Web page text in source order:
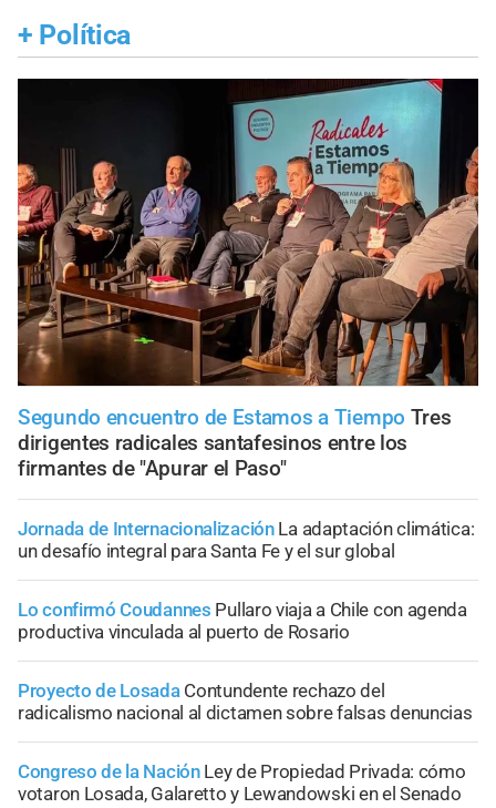
+ Política
Segundo encuentro de Estamos a Tiempo Tres
dirigentes radicales santafesinos entre los
firmantes de "Apurar el Paso"
Jornada de Internacionalización La adaptación climática:
un desafío integral para Santa Fe y el sur global
Lo confirmó Coudannes Pullaro viaja a Chile con agenda
productiva vinculada al puerto de Rosario
Proyecto de Losada Contundente rechazo del
radicalismo nacional al dictamen sobre falsas denuncias
Congreso de la Nación Ley de Propiedad Privada: cómo
votaron Losada, Galaretto y Lewandowski en el Senado